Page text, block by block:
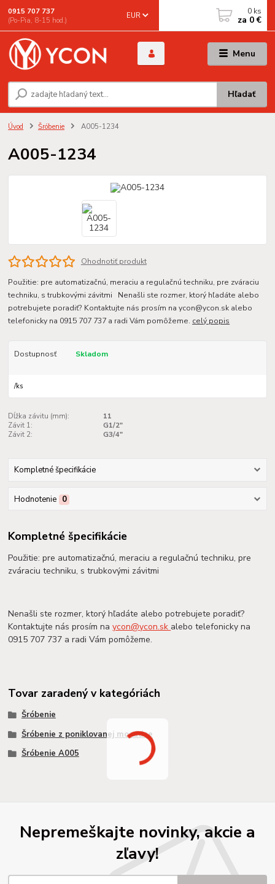
Menu
EUR
Hľadať
0915 707 737
(Po-Pia, 8-15 hod.)
0 ks
za 0 €
Úvod Šróbenie A005-1234
A005-1234
Ohodnotiť produkt
Použitie: pre automatizačnú, meraciu a regulačnú techniku, pre zváraciu
techniku, s trubkovými závitmi Nenašli ste rozmer, ktorý hľadáte alebo
potrebujete poradiť? Kontaktujte nás prosím na ycon@ycon.sk alebo
telefonicky na 0915 707 737 a radi Vám pomôžeme. celý popis
Dostupnosť Skladom
/ks
Dĺžka závitu (mm):
11
Závit 1:
G1/2"
Závit 2:
G3/4"
Kompletné špecifikácie
Hodnotenie 0
Kompletné špecifikácie
Použitie: pre automatizačnú, meraciu a regulačnú techniku, pre
zváraciu techniku, s trubkovými závitmi
Nenašli ste rozmer, ktorý hľadáte alebo potrebujete poradiť?
Kontaktujte nás prosím naycon@ycon.sk alebo telefonicky na
0915 707 737 a radi Vám pomôžeme.
Tovar zaradený v kategóriách
Šróbenie
Šróbenie z poniklovanej mosadze
Šróbenie A005
Nepremeškajte novinky, akcie a
zľavy!